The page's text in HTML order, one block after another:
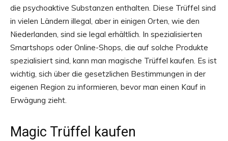
die psychoaktive Substanzen enthalten. Diese Trüffel sind
in vielen Ländern illegal, aber in einigen Orten, wie den
Niederlanden, sind sie legal erhältlich. In spezialisierten
Smartshops oder Online-Shops, die auf solche Produkte
spezialisiert sind, kann man magische Trüffel kaufen. Es ist
wichtig, sich über die gesetzlichen Bestimmungen in der
eigenen Region zu informieren, bevor man einen Kauf in
Erwägung zieht.
Magic Trüffel kaufen